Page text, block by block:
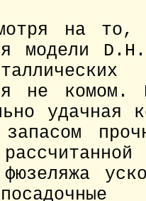
на то,
модели
не комом.
удачная
запасом
посадочные